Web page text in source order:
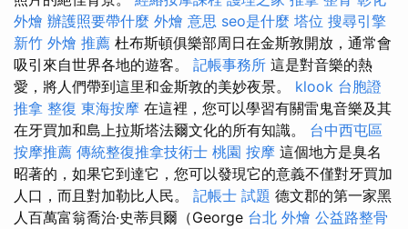
外燴 辦護照要帶什麼 外燴 意思 seo是什麼 塔位 搜尋引擎
新竹 外燴 推薦 杜布斯頓俱樂部周日在金斯敦開放，通常會
吸引來自世界各地的遊客。 記帳事務所 這是對音樂的熱
愛，將人們帶到這里和金斯敦的美妙夜景。 klook 台胞證
推拿 整復 東海按摩 在這裡，您可以學習有關雷鬼音樂及其
在牙買加和島上拉斯塔法爾文化的所有知識。 台中西屯區
按摩推薦 傳統整復推拿技術士 桃園 按摩 這個地方是臭名
昭著的，如果它到達它，您可以發現它的意義不僅對牙買加
人口，而且對加勒比人民。 記帳士 試題 德文郡的第一家黑
人百萬富翁喬治·史蒂貝爾（George 台北 外燴 公益路整骨